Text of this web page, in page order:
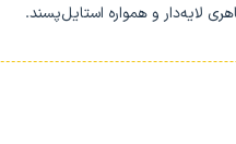
لایه‌دار و همواره استایل‌پسند.